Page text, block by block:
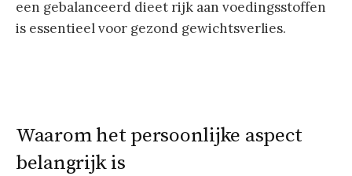
een gebalanceerd dieet rijk aan voedingsstoffen
is essentieel voor gezond gewichtsverlies.
Waarom het persoonlijke aspect
belangrijk is